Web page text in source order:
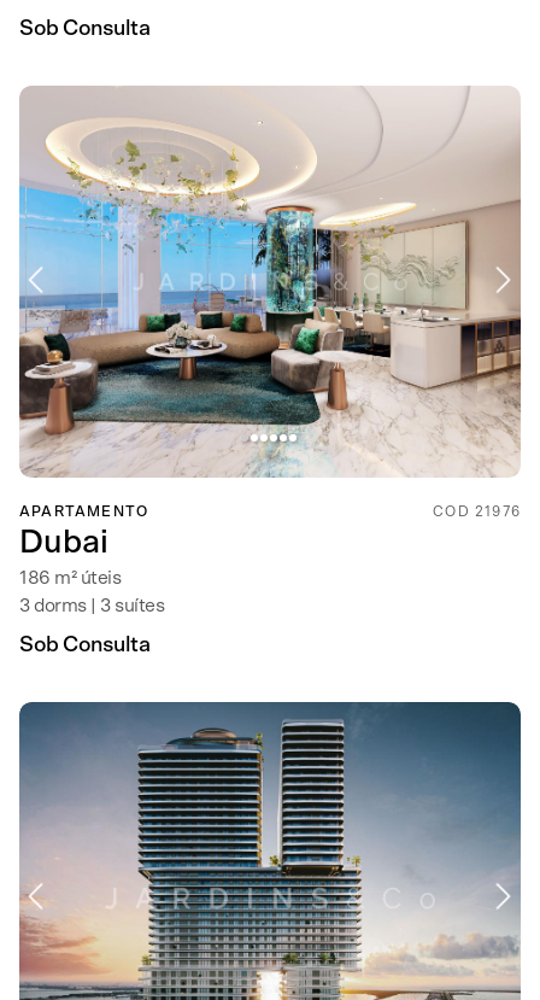
Sob Consulta
APARTAMENTO COD 21976
Dubai
186 m² úteis
3 dorms | 3 suítes
Sob Consulta